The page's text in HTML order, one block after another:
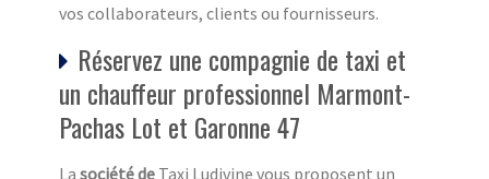
vos collaborateurs, clients ou fournisseurs.
Réservez une compagnie de taxi et
un chauffeur professionnel Marmont-
Pachas Lot et Garonne 47
La société de Taxi Ludivine vous proposent un